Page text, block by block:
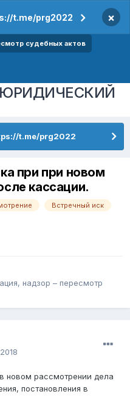
t.me/prg2022 ×
судебных актов
t.me/prg2022
при при новом
кассации.
Встречный иск
надзор – пересмотр
новом рассмотрении дела
постановления в